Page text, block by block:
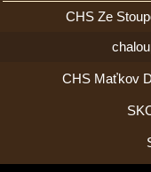
CHS Ze
CHS Maťkov